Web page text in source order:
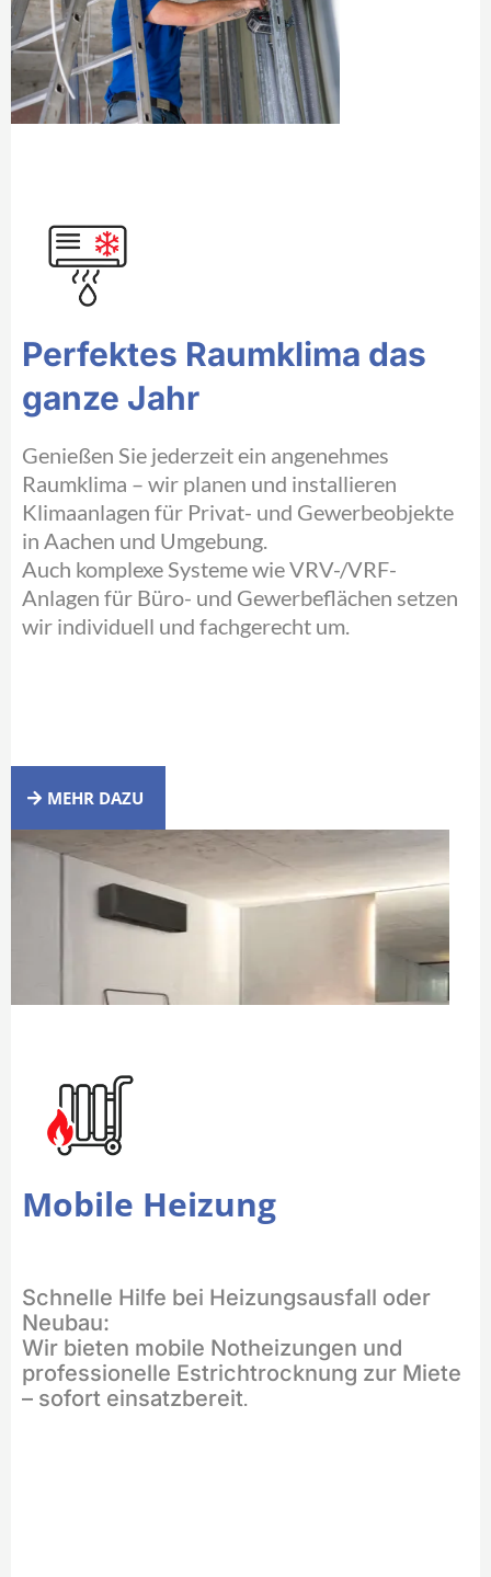
Perfektes Raumklima das
ganze Jahr
Genießen Sie jederzeit ein angenehmes
Raumklima – wir planen und installieren
Klimaanlagen für Privat- und Gewerbeobjekte
in Aachen und Umgebung.
Auch komplexe Systeme wie VRV-/VRF-
Anlagen für Büro- und Gewerbeflächen setzen
wir individuell und fachgerecht um.
MEHR DAZU
Mobile Heizung
Schnelle Hilfe bei Heizungsausfall oder
Neubau:
Wir bieten mobile Notheizungen und
professionelle Estrichtrocknung zur Miete
– sofort einsatzbereit.